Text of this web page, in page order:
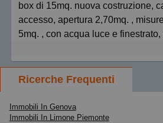
box di 15mq. nuova costruzione,
accesso, apertura 2,70mq. ,
5mq. , con acqua luce e
Columbia Immobiliare.
Ricerche Frequenti
Immobili In Genova
Immobili In Limone Piemonte